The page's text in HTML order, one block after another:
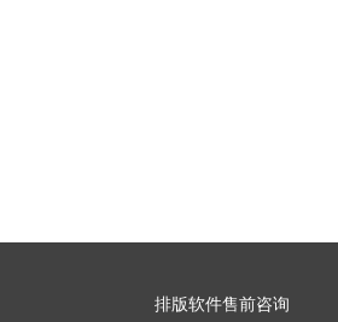
排版软件售前咨询